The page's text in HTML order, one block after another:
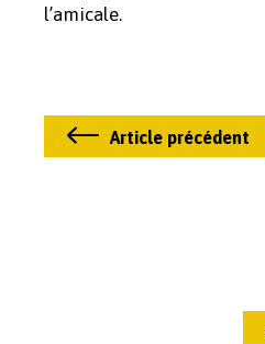
l’amicale.
Article précédent